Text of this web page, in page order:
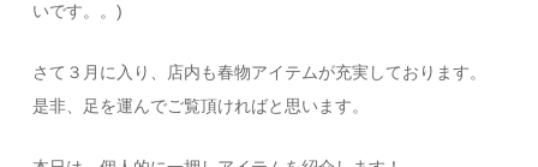
いです。。)
さて３月に入り、店内も春物アイテムが充実しております。
是非、足を運んでご覧頂ければと思います。